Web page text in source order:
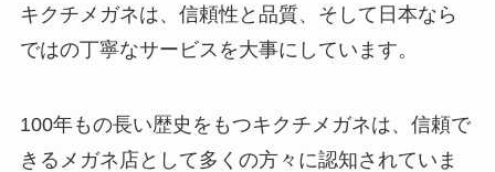
キクチメガネは、信頼性と品質、そして日本なら
ではの丁寧なサービスを大事にしています。
100年もの長い歴史をもつキクチメガネは、信頼で
きるメガネ店として多くの方々に認知されていま